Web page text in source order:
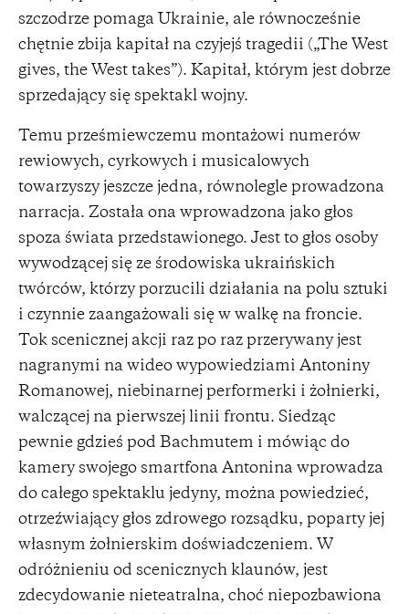
szczodrze pomaga Ukrainie, ale równocześnie
chętnie zbija kapitał na czyjejś tragedii („The West
gives, the West takes”). Kapitał, którym jest dobrze
sprzedający się spektakl wojny.
Temu prześmiewczemu montażowi numerów
rewiowych, cyrkowych i musicalowych
towarzyszy jeszcze jedna, równolegle prowadzona
narracja. Została ona wprowadzona jako głos
spoza świata przedstawionego. Jest to głos osoby
wywodzącej się ze środowiska ukraińskich
twórców, którzy porzucili działania na polu sztuki
i czynnie zaangażowali się w walkę na froncie.
Tok scenicznej akcji raz po raz przerywany jest
nagranymi na wideo wypowiedziami Antoniny
Romanowej, niebinarnej performerki i żołnierki,
walczącej na pierwszej linii frontu. Siedząc
pewnie gdzieś pod Bachmutem i mówiąc do
kamery swojego smartfona Antonina wprowadza
do całego spektaklu jedyny, można powiedzieć,
otrzeźwiający głos zdrowego rozsądku, poparty jej
własnym żołnierskim doświadczeniem. W
odróżnieniu od scenicznych klaunów, jest
zdecydowanie nieteatralna, choć niepozbawiona